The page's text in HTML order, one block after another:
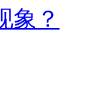
象？